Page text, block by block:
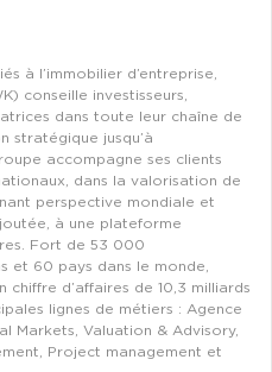
à l’immobilier d’entreprise,
conseille investisseurs,
dans toute leur chaîne de
stratégique jusqu’à
accompagne ses clients
dans la valorisation de
perspective mondiale et
à une plateforme
Fort de 53 000
et 60 pays dans le monde,
chiffre d’affaires de 10,3 milliards
lignes de métiers : Agence
Markets, Valuation & Advisory,
Project management et